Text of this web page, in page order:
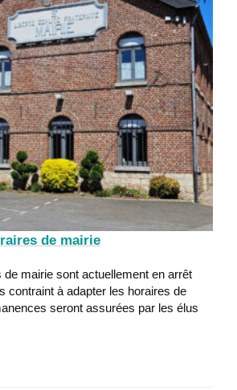
de mairie
mairie sont actuellement en arrêt
contraint à adapter les horaires de
seront assurées par les élus